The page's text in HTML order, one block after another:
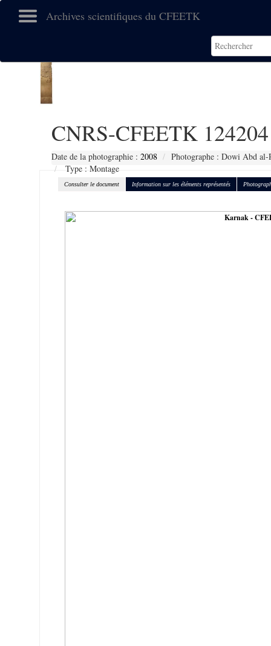
Archives scientifiques du CFEETK
CNRS-CFEETK 124204
Date de la photographie : 2008
Photographe : Dowi Abd
Type : Montage
Consulter le document Information sur les éléments représentés